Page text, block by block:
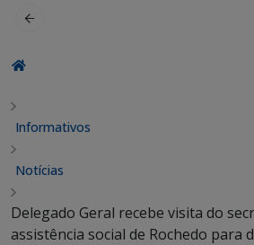
Informativos
Notícias
Delegado Geral recebe visita do
assistência social de Rochedo para